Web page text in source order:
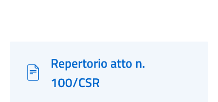
Repertorio atto n.
100/CSR